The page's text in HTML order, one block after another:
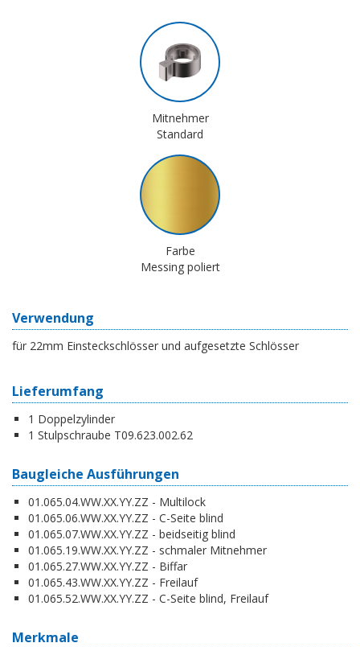
Mitnehmer
Standard
Farbe
Messing poliert
Verwendung
für 22mm Einsteckschlösser und aufgesetzte Schlösser
Lieferumfang
1 Doppelzylinder
1 Stulpschraube T09.623.002.62
Baugleiche Ausführungen
01.065.04.WW.XX.YY.ZZ - Multilock
01.065.06.WW.XX.YY.ZZ - C-Seite blind
01.065.07.WW.XX.YY.ZZ - beidseitig blind
01.065.19.WW.XX.YY.ZZ - schmaler Mitnehmer
01.065.27.WW.XX.YY.ZZ - Biffar
01.065.43.WW.XX.YY.ZZ - Freilauf
01.065.52.WW.XX.YY.ZZ - C-Seite blind, Freilauf
Merkmale